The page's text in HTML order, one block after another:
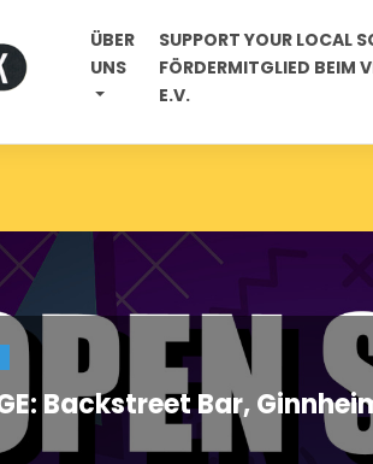
ÜBER
UNS
SUPPORT YOUR LOCAL
FÖRDERMITGLIED BEIM
E.V.
By